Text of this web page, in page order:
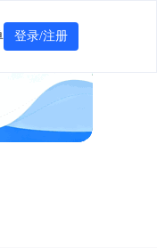
登录/注册